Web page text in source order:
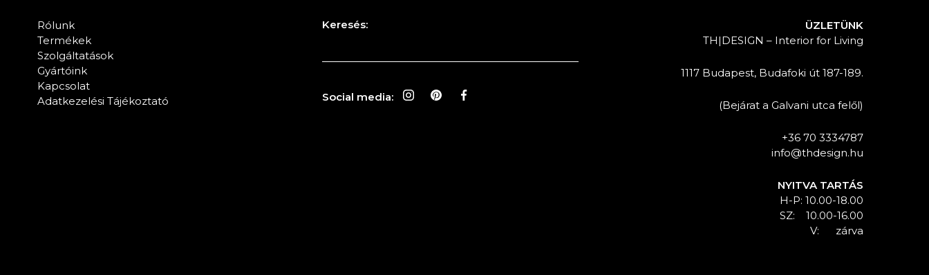
Rólunk
Termékek
Szolgáltatások
Gyártóink
Kapcsolat
Adatkezelési Tájékoztató
Keresés:
Social media:
ÜZLETÜNK
TH|DESIGN – Interior for Living
1117 Budapest, Budafoki út 187-189.
(Bejárat a Galvani utca felől)
+36 70 3334787
info@thdesign.hu
NYITVA TARTÁS
H-P: 10.00-18.00
SZ: 10.00-16.00
V: zárva